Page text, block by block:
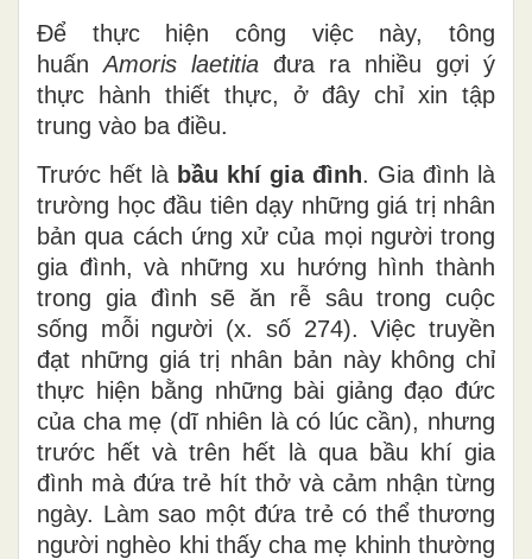
Để thực hiện công việc này, tông
huấnAmoris laetitia đưa ra nhiều gợi ý
thực hành thiết thực, ở đây chỉ xin tập
trung vào ba điều.
Trước hết là bầu khí gia đình. Gia đình là
trường học đầu tiên dạy những giá trị nhân
bản qua cách ứng xử của mọi người trong
gia đình, và những xu hướng hình thành
trong gia đình sẽ ăn rễ sâu trong cuộc
sống mỗi người (x. số 274). Việc truyền
đạt những giá trị nhân bản này không chỉ
thực hiện bằng những bài giảng đạo đức
của cha mẹ (dĩ nhiên là có lúc cần), nhưng
trước hết và trên hết là qua bầu khí gia
đình mà đứa trẻ hít thở và cảm nhận từng
ngày. Làm sao một đứa trẻ có thể thương
người nghèo khi thấy cha mẹ khinh thường